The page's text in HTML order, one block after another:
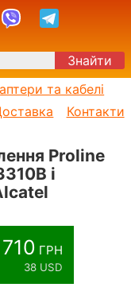
Знайти
та кабелі
Контакти
Proline
і
ГРН
38 USD